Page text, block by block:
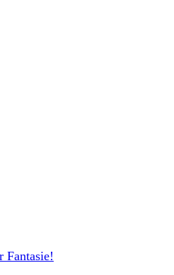
Fantasie!